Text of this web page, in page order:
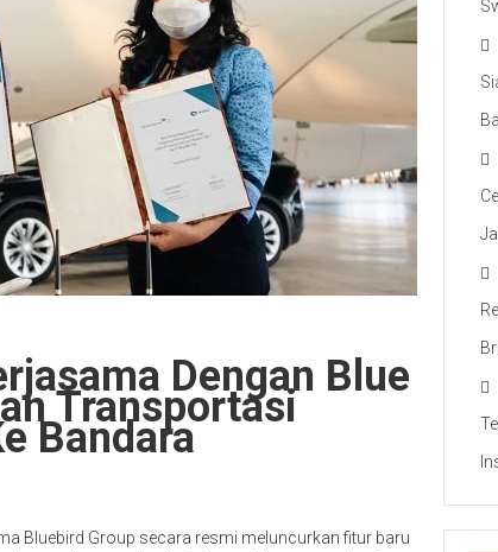
Dengan Blue
Transportasi
Bandara
Bluebird Group secara resmi meluncurkan fitur baru